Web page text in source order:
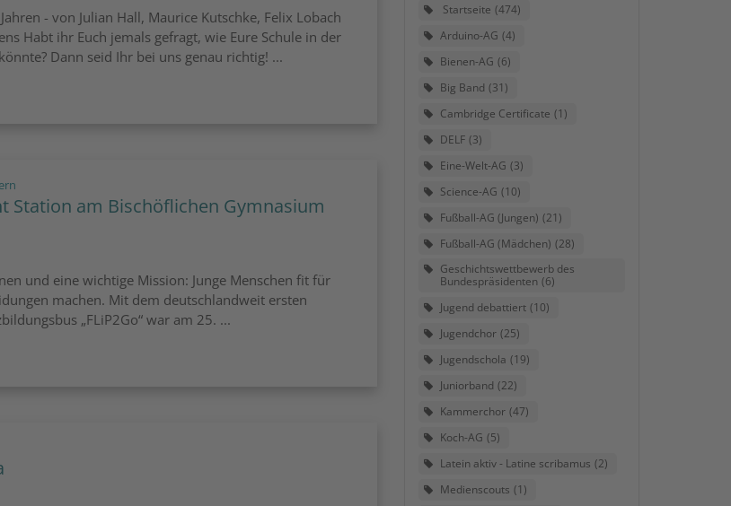
- von Julian Hall, Maurice Kutschke, Felix Lobach
Habt ihr Euch jemals gefragt, wie Eure Schule in der
Dann seid Ihr bei uns genau richtig! ...
Station am Bischöflichen Gymnasium
und eine wichtige Mission: Junge Menschen fit für
machen. Mit dem deutschlandweit ersten
„FLiP2Go“ war am 25. ...
Startseite 474
Arduino-AG 4
Bienen-AG 6
Big Band 31
Cambridge Certificate 1
DELF 3
Eine-Welt-AG 3
Science-AG 10
Fußball-AG (Jungen) 21
Fußball-AG (Mädchen) 28
Geschichtswettbewerb des
Bundespräsidenten 6
Jugend debattiert 10
Jugendchor 25
Jugendschola 19
Juniorband 22
Kammerchor 47
Koch-AG 5
Latein aktiv - Latine scribamus 2
Medienscouts 1